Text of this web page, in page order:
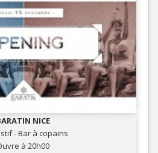
NICE
- Bar à copains
à 20h00